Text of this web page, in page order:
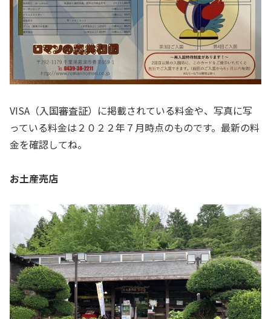
VISA（入国審査証）に掲載されている料金や、写真に写
っている料金は２０２２年７月時点のものです。最新の料
金を確認してね。
お土産売店